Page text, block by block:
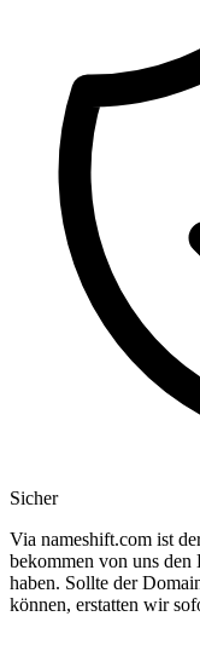
Sicher
Via nameshift.com ist
bekommen von uns den
haben. Sollte der
können, erstatten wir